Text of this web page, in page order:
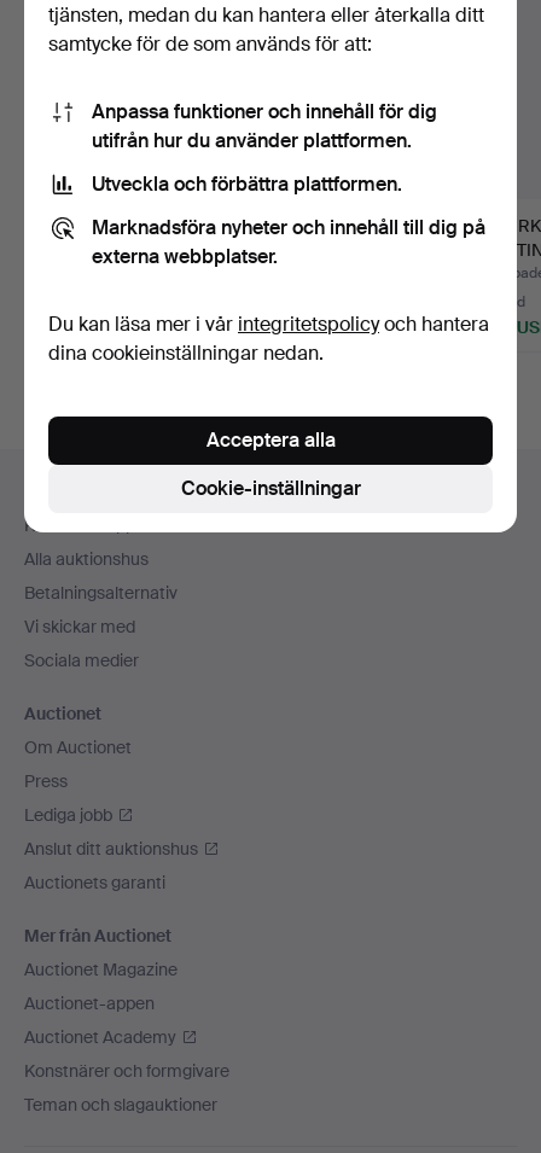
ARMBANDSUR, 2 st
Seiko samt Certina,
53 USD
Omega 18 k guld.
1 156 USD
10 bud
526
Sidfotsnavigation
Kontakta support
Alla auktionshus
Betalningsalternativ
Vi skickar med
Sociala medier
Auctionet
Om Auctionet
Press
Lediga jobb
Anslut ditt auktionshus
Auctionets garanti
Mer från Auctionet
Auctionet Magazine
Auctionet-appen
Auctionet Academy
Konstnärer och formgivare
Teman och slagauktioner
tjänsten, medan du kan hantera eller återkalla ditt
samtycke för de som används för att:
Anpassa funktioner och innehåll för dig
utifrån hur du använder plattformen.
Utveckla och förbättra plattformen.
Marknadsföra nyheter och innehåll till dig på
externa webbplatser.
Du kan läsa mer i vår integritetspolicyoch hantera
dina cookieinställningar nedan.
Cookie-inställningar
Acceptera alla